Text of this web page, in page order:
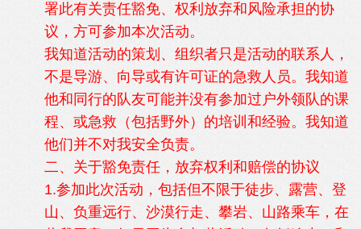
署此有关责任豁免、权利放弃和风险承担的协
议，方可参加本次活动。
我知道活动的策划、组织者只是活动的联系人，
不是导游、向导或有许可证的急救人员。我知道
他和同行的队友可能并没有参加过户外领队的课
程、或急救（包括野外）的培训和经验。我知道
他们并不对我安全负责。
二、关于豁免责任，放弃权利和赔偿的协议
1.参加此次活动，包括但不限于徒步、露营、登
山、负重远行、沙漠行走、攀岩、山路乘车，在